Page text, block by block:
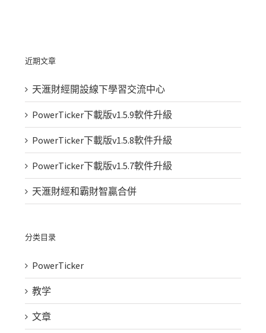
近期文章
天滙財經開設線下學習交流中心
PowerTicker下載版v1.5.9軟件升級
PowerTicker下載版v1.5.8軟件升級
PowerTicker下載版v1.5.7軟件升級
天滙財經和霸財智贏合併
分类目录
PowerTicker
教学
文章